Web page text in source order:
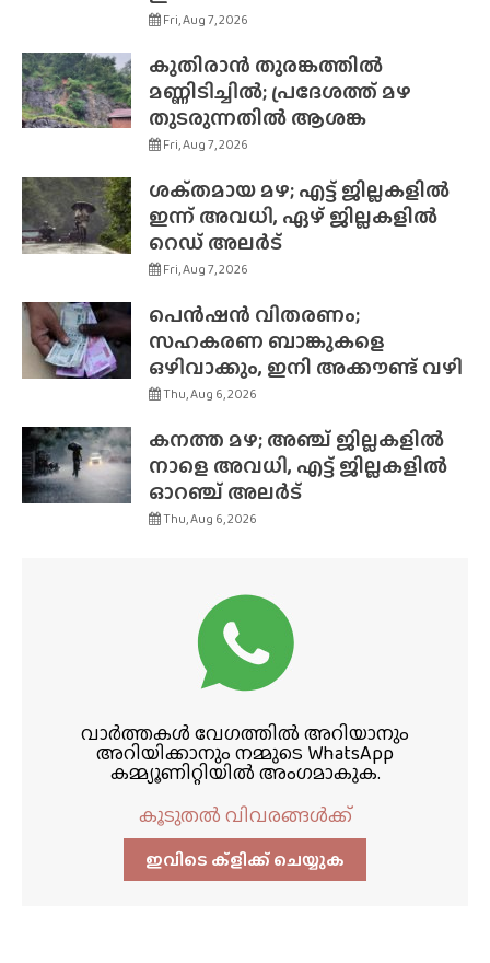
Fri, Aug 7, 2026
കുതിരാൻ തുരങ്കത്തിൽ
മണ്ണിടിച്ചിൽ; പ്രദേശത്ത് മഴ
തുടരുന്നതിൽ ആശങ്ക
Fri, Aug 7, 2026
ശക്‌തമായ മഴ; എട്ട് ജില്ലകളിൽ
ഇന്ന് അവധി, ഏഴ് ജില്ലകളിൽ
റെഡ് അലർട്
Fri, Aug 7, 2026
പെൻഷൻ വിതരണം;
സഹകരണ ബാങ്കുകളെ
ഒഴിവാക്കും, ഇനി അക്കൗണ്ട് വഴി
Thu, Aug 6, 2026
കനത്ത മഴ; അഞ്ച് ജില്ലകളിൽ
നാളെ അവധി, എട്ട് ജില്ലകളിൽ
ഓറഞ്ച് അലർട്
Thu, Aug 6, 2026
വാർത്തകൾ വേഗത്തിൽ അറിയാനും
അറിയിക്കാനും നമ്മുടെ WhatsApp
കമ്മ്യൂണിറ്റിയിൽ അംഗമാകുക.
കൂടുതൽ വിവരങ്ങൾക്ക്
ഇവിടെ ക്ളിക്ക്‌ ചെയ്യുക